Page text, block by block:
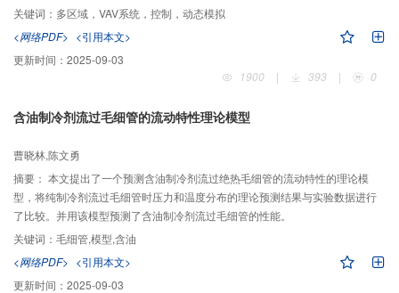
数，同时调整局部控制器的参数，保证系统的稳定控制。为实际的上位机或Ｂ
关键词： 多区域，VAV系统，控制，动态模拟
<网络PDF> <引用本文>
更新时间： 2025-09-03
1900
| 393 | 0
含油制冷剂流过毛细管的流动特性理论模型
曹晓林,陈文勇
摘要： 本文提出了一个预测含油制冷剂流过绝热毛细管的流动特性的理论模
型，将纯制冷剂流过毛细管时压力和温度分布的理论预测结果与实验数据进行
了比较。并用该模型预测了含油制冷剂流过毛细管的性能。
关键词： 毛细管,模型,含油
<网络PDF> <引用本文>
更新时间： 2025-09-03